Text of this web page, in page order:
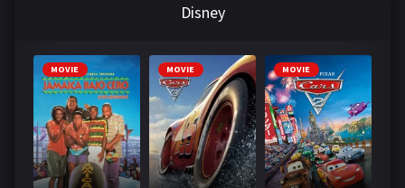
Disney
MOVIE MOVIE MOVIE